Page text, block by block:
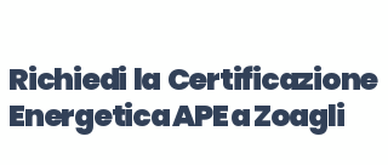
Richiedi la Certificazione
Energetica APE a Zoagli